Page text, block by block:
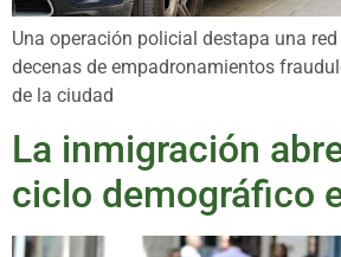
Una operación policial destapa una
decenas de empadronamientos
de la ciudad
La inmigración
ciclo demográfico